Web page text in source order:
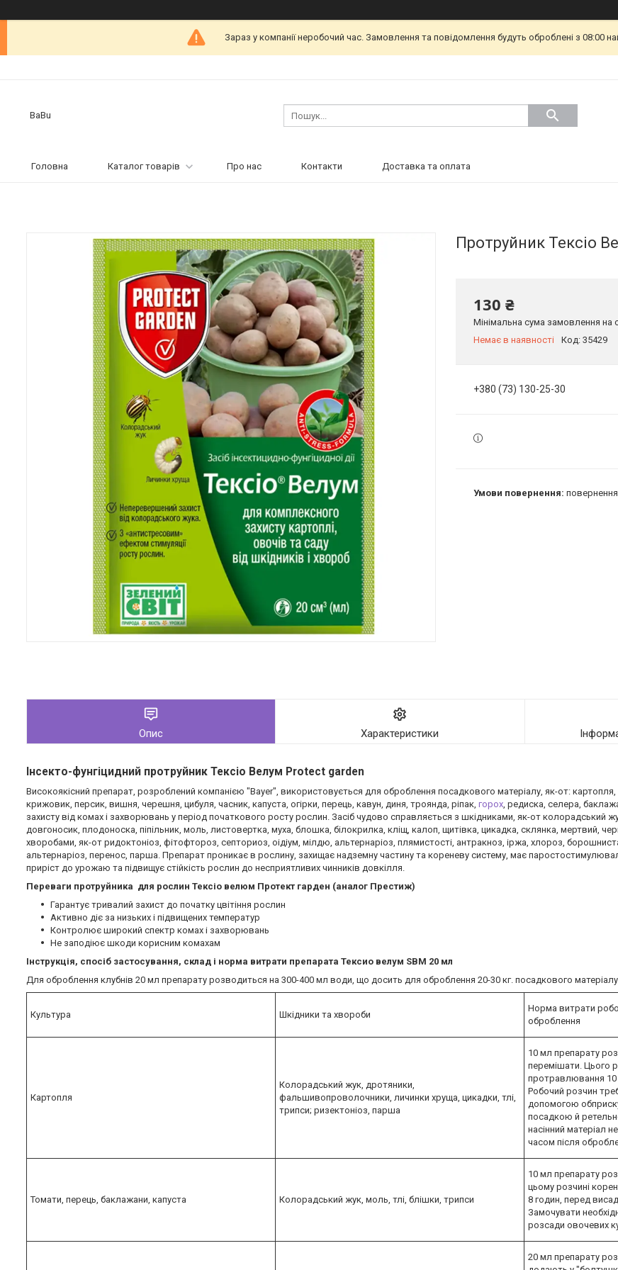
Зараз у компанії неробочий час. Замовлення та повідомлення будуть оброблені з 08:00
BaBu
Головна Каталог товарів Про нас Контакти Доставка та оплата
Протруйник Тексіо
130 ₴
Мінімальна сума замовлення на
Немає в наявності
Код: 35429
+380 (73) 130-25-30
Опис Характеристики
Інсекто-фунгіцидний протруйник Тексіо Велум Protect garden
Високоякісний препарат, розроблений компанією "Bayer", використовується для оброблення посадкового матеріалу, як-от: картопля,
крижовик, персик, вишня, черешня, цибуля, часник, капуста, огірки, перець, кавун, диня, троянда, ріпак, горох, редиска, селера,
захисту від комах і захворювань у період початкового росту рослин. Засіб чудово справляється з шкідниками, як-от колорадський
довгоносик, плодоноска, піпільник, моль, листовертка, муха, блошка, білокрилка, кліщ, калоп, щитівка, цикадка, склянка, мертвий,
хворобами, як-от ридоктоніоз, фітофтороз, септориоз, оідіум, мілдю, альтернаріоз, плямистості, антракноз, іржа, хлороз,
альтернаріоз, перенос, парша. Препарат проникає в рослину, захищає надземну частину та кореневу систему, має
приріст до урожаю та підвищує стійкість рослин до несприятливих чинників довкілля.
Переваги протруйника для рослин Тексіо велюм Протект гарден (аналог Престиж)
Гарантує тривалий захист до початку цвітіння рослин
Активно діє за низьких і підвищених температур
Контролює широкий спектр комах і захворювань
Не заподіює шкоди корисним комахам
Інструкція, спосіб застосування, склад і норма витрати препарата Тексио велум SBM 20 мл
Для оброблення клубнів 20 мл препарату розводиться на 300-400 мл води, що досить для оброблення 20-30 кг. посадкового
Культура Шкідники та хвороби
Норма витрати
оброблення
Картопля
Колорадський жук, дротяники,
фальшивопроволочники, личинки хруща, цикадки, тлі,
трипси; ризектоніоз, парша
10 мл препарату
перемішати. Цього
протравлювання 10
Робочий розчин
допомогою
посадкою й
насінний матеріал
часом після
Томати, перець, баклажани, капуста Колорадський жук, моль, тлі, блішки, трипси
10 мл препарату
цьому розчині
8 годин, перед
Замочувати
розсади овочевих
20 мл препарату